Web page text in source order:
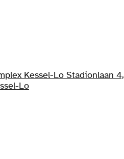
Kessel-Lo Stadionlaan 4,
Lo